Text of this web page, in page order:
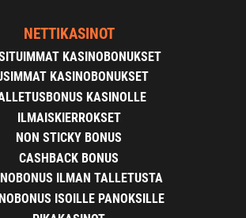
NETTIKASINOT
KASINOBONUKSET
KASINOBONUKSET
KASINOLLE
ILMAISKIERROKSET
NON STICKY BONUS
CASHBACK BONUS
ILMAN TALLETUSTA
ISOILLE PANOKSILLE